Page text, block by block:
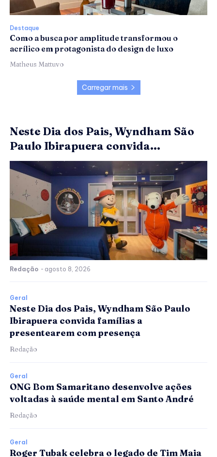
Destaque
Como a busca por amplitude transformou o
acrílico em protagonista do design de luxo
Matheus Mattuvo
Carregar mais
Neste Dia dos Pais, Wyndham São
Paulo Ibirapuera convida...
Redação - agosto 8, 2026
Geral
Neste Dia dos Pais, Wyndham São Paulo
Ibirapuera convida famílias a
presentearem com presença
Redação
Geral
ONG Bom Samaritano desenvolve ações
voltadas à saúde mental em Santo André
Redação
Geral
Roger Tubak celebra o legado de Tim Maia